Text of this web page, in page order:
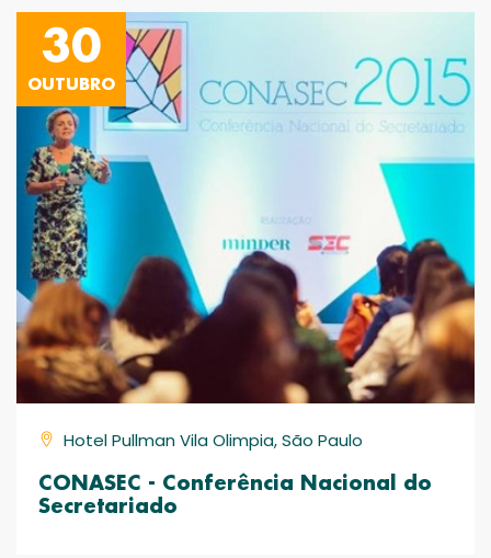
30
OUTUBRO
Hotel Pullman Vila Olimpia, São Paulo
CONASEC - Conferência Nacional do
Secretariado